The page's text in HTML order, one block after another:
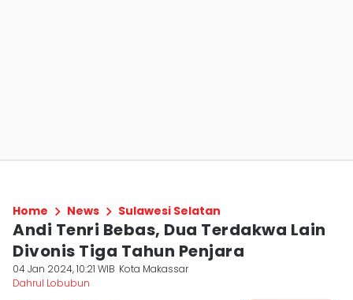
Home News Sulawesi Selatan
Andi Tenri Bebas, Dua Terdakwa Lain
Divonis Tiga Tahun Penjara
04 Jan 2024, 10:21 WIB Kota Makassar
Dahrul Lobubun